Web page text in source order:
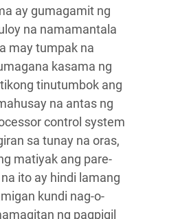
ay gumagamit ng
na namamantala
may tumpak na
kasama ng
tinutumbok ang
na antas ng
control system
sa tunay na oras,
matiyak ang pare-
ito ay hindi lamang
kundi nag-o-
ng pagpigil